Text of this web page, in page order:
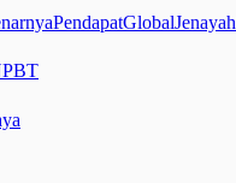
PendapatGlobalJenayah
PBT